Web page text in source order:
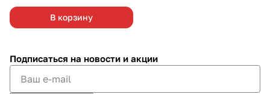
В корзину
Подписаться на новости и акции